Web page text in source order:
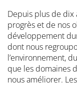
Depuis plus de dix
progrès et de nos
développement
dont nous
l’environnement,
que les domaines
nous améliorer.